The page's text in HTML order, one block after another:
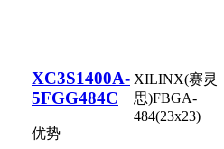
XC3S1400A-
5FGG484C
优势
XILINX(赛灵
思)FBGA-
484(23x23)